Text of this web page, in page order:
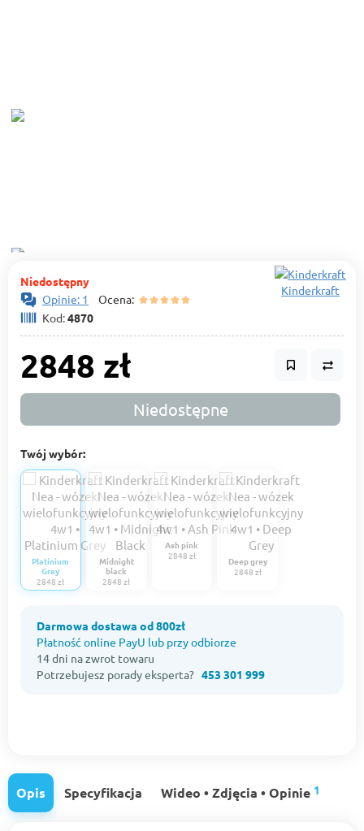
Niedostępny
Opinie: 1
Ocena:
Kod:4870
Kinderkraft
2848 zł
Niedostępne
Twój wybór:
Platinium
Grey
2848 zł
Midnight
black
2848 zł
Ash pink
2848 zł
Deep grey
2848 zł
Darmowa dostawa od 800zł
Płatność online PayU lub przy odbiorze
14 dni na zwrot towaru
Potrzebujesz porady eksperta? 453 301 999
Opis Specyfikacja Wideo • Zdjęcia • Opinie 1